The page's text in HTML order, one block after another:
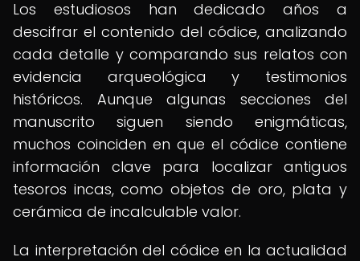
Los estudiosos han dedicado años a
descifrar el contenido del códice, analizando
cada detalle y comparando sus relatos con
evidencia arqueológica y testimonios
históricos. Aunque algunas secciones del
manuscrito siguen siendo enigmáticas,
muchos coinciden en que el códice contiene
información clave para localizar antiguos
tesoros incas, como objetos de oro, plata y
cerámica de incalculable valor.
La interpretación del códice en la actualidad